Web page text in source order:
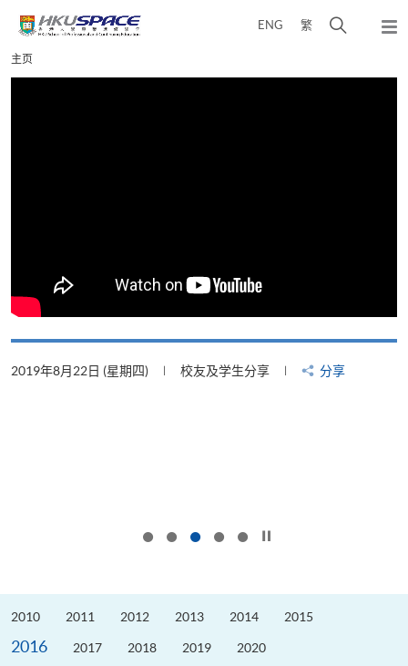
content
ENG 繁
弹
Main
content
主页
2019年8月22日 (星期四) 校友及学生分享 分享
2010 2011 2012 2013 2014 2015
2016 2017 2018 2019 2020